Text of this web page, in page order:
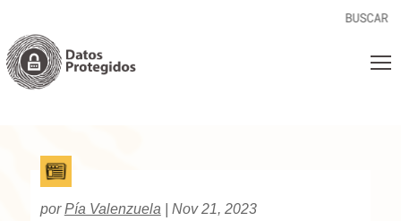
porPía Valenzuela Nov 21, 2023